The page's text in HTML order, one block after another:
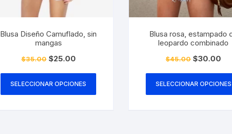
Blusa Diseño Camuflado, sin
mangas
$35.00 El
precio
original
era:
$35.00.
$25.00El
actual
es:
$25.00.
SELECCIONAR OPCIONES
Este
tiene
Blusa rosa, estampado
leopardo combinado
$45.00 El
precio
original
era:
$45.00.
$30.00
es:
SELECCIONAR OPCIONES